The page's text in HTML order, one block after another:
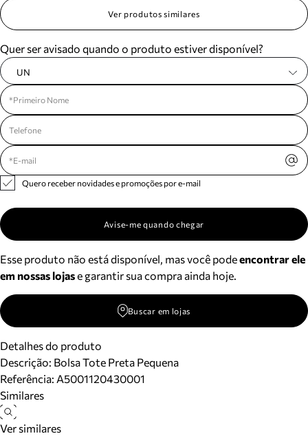
Ver produtos similares
Quer ser avisado quando o produto estiver disponível?
UN
Quero receber novidades e promoções por e-mail
Avise-me quando chegar
Esse produto não está disponível, mas você podeencontrar ele
em nossas lojase garantir sua compra ainda hoje.
Buscar em lojas
Detalhes do produto
Descrição: Bolsa Tote Preta Pequena
Referência: A5001120430001
Similares
Ver similares